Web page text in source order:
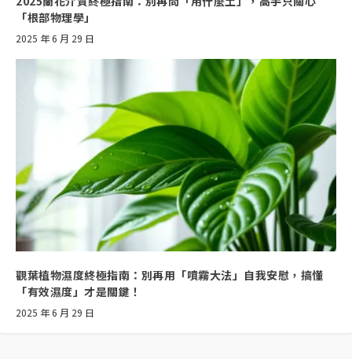
「根部物理學」
2025 年 6 月 29 日
觀葉植物濕度終極指南：別再用「噴霧大法」自我安慰，搞懂
「有效濕度」才是關鍵！
2025 年 6 月 29 日